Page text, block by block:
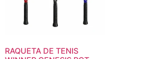
RAQUETA DE TENIS